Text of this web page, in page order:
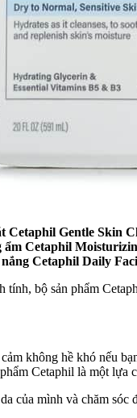
Cetaphil Gentle Skin
ẩm Cetaphil
Cetaphil Daily
tính, bộ sản phẩm
không hề khó nếu
Cetaphil là một lựa
của mình và chăm